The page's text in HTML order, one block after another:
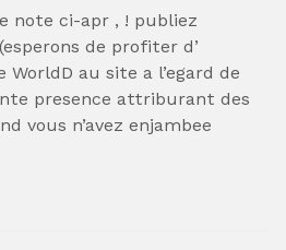
note ci-apr , ! publiez
de profiter d’
au site a l’egard de
presence attriburant des
vous n’avez enjambee